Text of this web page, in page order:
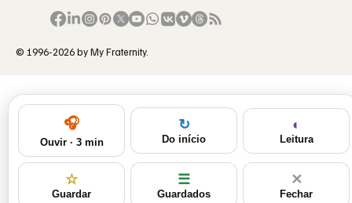
© 1996-2026 by My Fraternity.
🎧
Ouvir · 3 min
↻
Do início
◐
Leitura
☆
Guardar
☰
Guardados
✕
Fechar